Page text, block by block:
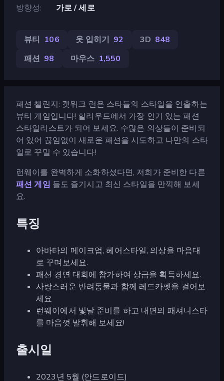
방향성
가로 / 세로
뷰티 106 옷 입히기 92 3D 848
패션 98 마우스 1,550
패션 챌린지: 캣워크 런은 스타들의 스타일을 연출하는
뷰티 게임입니다! 할리우드에서 가장 인기 있는 패션
스타일리스트가 되어 보세요. 수많은 의상들이 준비되
어 있어 끊임없이 새로운 패션을 시도하고 나만의 스타
일로 꾸밀 수 있습니다!
런웨이를 완벽하게 소화하셨다면, 저희가 준비한 다른
패션 게임 들도 즐기시고 최신 스타일을 만끽해 보세
요.
특징
아바타의 메이크업, 헤어스타일, 의상을 마음대
로 꾸며보세요.
패션 경연 대회에 참가하여 상금을 획득하세요.
사랑스러운 반려동물과 함께 레드카펫을 걸어보
세요
런웨이에서 빛날 준비를 하고 내면의 패셔니스타
를 마음껏 발휘해 보세요!
출시일
2023년 5월 (안드로이드)